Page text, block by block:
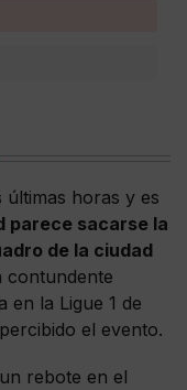
últimas horas y es
parece sacarse la
de la ciudad
contundente
en la Ligue 1 de
el evento.
rebote en el